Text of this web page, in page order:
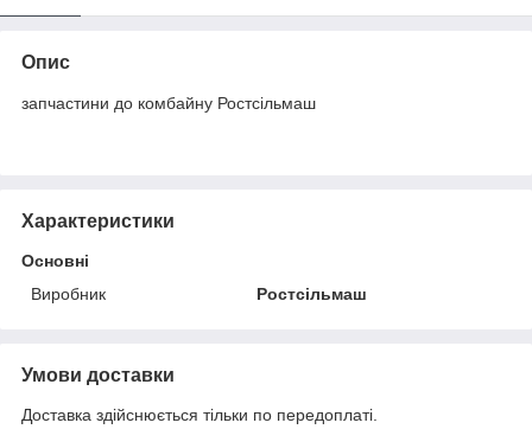
Опис
запчастини до комбайну Ростсільмаш
Характеристики
Основні
Виробник
Ростсільмаш
Умови доставки
Доставка здійснюється тільки по передоплаті.